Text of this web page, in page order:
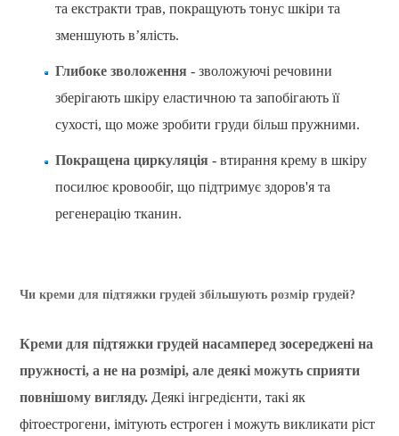
та екстракти трав, покращують тонус шкіри та
зменшують в’ялість.
Глибоке зволоження - зволожуючі речовини
зберігають шкіру еластичною та запобігають її
сухості, що може зробити груди більш пружними.
Покращена циркуляція - втирання крему в шкіру
посилює кровообіг, що підтримує здоров'я та
регенерацію тканин.
Чи креми для підтяжки грудей збільшують розмір грудей?
Креми для підтяжки грудей насамперед зосереджені на
пружності, а не на розмірі, але деякі можуть сприяти
повнішому вигляду. Деякі інгредієнти, такі як
фітоестрогени, імітують естроген і можуть викликати ріст